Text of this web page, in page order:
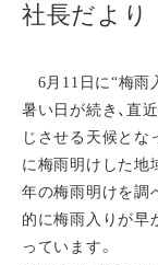
社長だよ
6月11日に“梅雨
暑い日が続き、直
じさせる天候とな
に梅雨明けした地
年の梅雨明けを調
的に梅雨入りが早
っています。